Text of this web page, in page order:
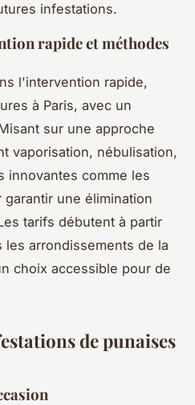
infestations.
rapide et méthodes
l'intervention rapide,
à Paris, avec un
sur une approche
vaporisation, nébulisation,
innovantes comme les
une élimination
tarifs débutent à partir
arrondissements de la
choix accessible pour de
de punaises